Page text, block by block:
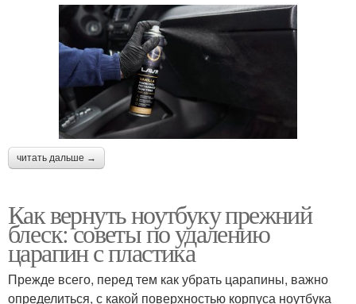
читать дальше →
Как вернуть ноутбуку прежний
блеск: советы по удалению
царапин с пластика
Прежде всего, перед тем как убрать царапины, важно
определиться, с какой поверхностью корпуса ноутбука